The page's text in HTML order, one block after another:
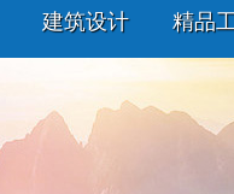
建筑设计 精品